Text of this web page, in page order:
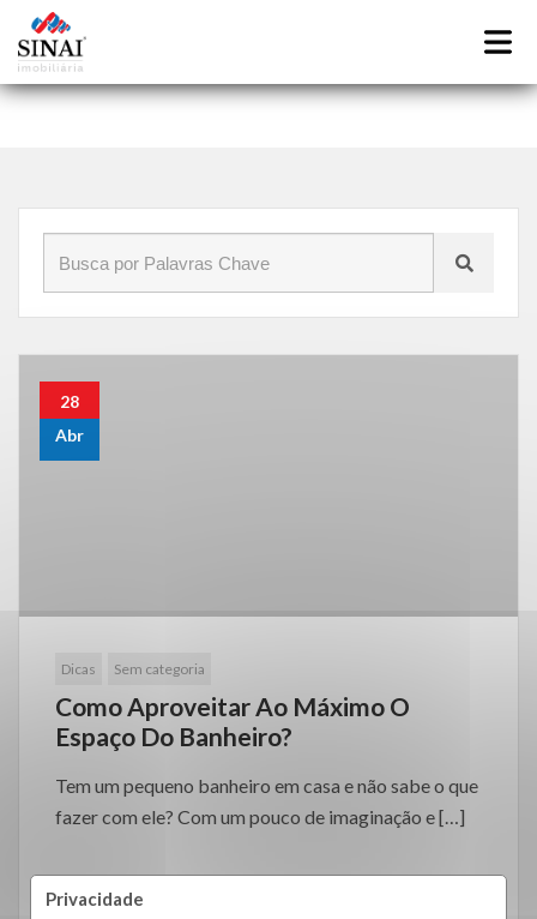
Início» Blog
Privacidade
28
Abr
Dicas Sem categoria
Como Aproveitar Ao Máximo O
Espaço Do Banheiro?
Tem um pequeno banheiro em casa e não sabe o que
fazer com ele? Com um pouco de imaginação e […]